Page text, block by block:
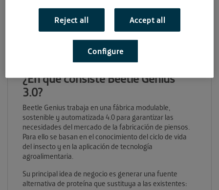
¿En qué consiste Beetle Genius
3.0?
Beetle Genius trabaja en una fábrica modulable,
sostenible y automatizada 4.0 para garantizar las
necesidades del mercado de la fabricación de piensos.
Para ello se basan en el conocimiento del ciclo de vida
del insecto y en la aplicación de tecnología
agroalimentaria.
Su principal idea de negocio es generar una fuente
alternativa de proteína que sustituya a las existentes:
Reject all Accept all
Configure